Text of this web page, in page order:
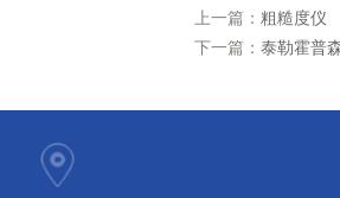
上一篇： 粗糙度仪
下一篇： 泰勒霍普